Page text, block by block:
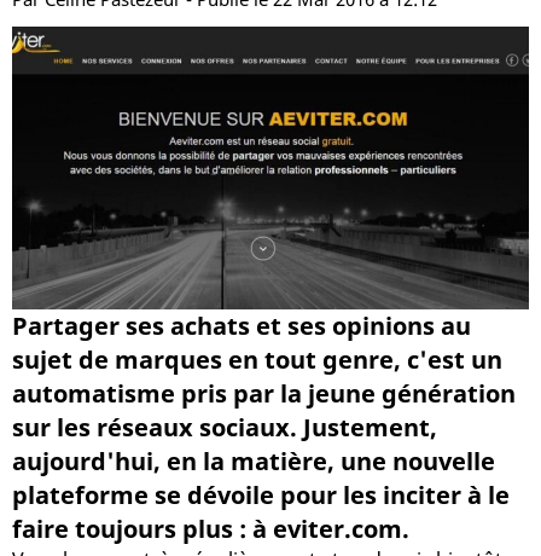
Partager ses achats et ses opinions au
sujet de marques en tout genre, c'est un
automatisme pris par la jeune génération
sur les réseaux sociaux. Justement,
aujourd'hui, en la matière, une nouvelle
plateforme se dévoile pour les inciter à le
faire toujours plus : à eviter.com.